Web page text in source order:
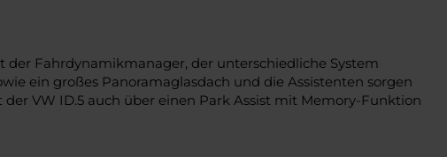
der Fahrdynamikmanager, der unterschiedliche System
ein großes Panoramaglasdach und die Assistenten sorgen
VW ID.5 auch über einen Park Assist mit Memory-Funktion